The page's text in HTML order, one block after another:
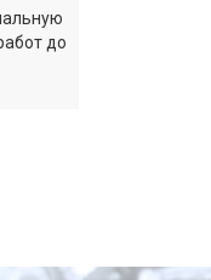
до